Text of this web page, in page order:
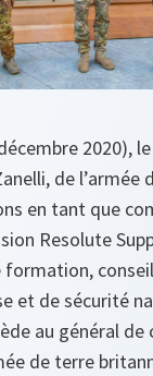
2020),
de l’armée
en tant que
Resolute
formation,
et de sécurité
au général
de terre